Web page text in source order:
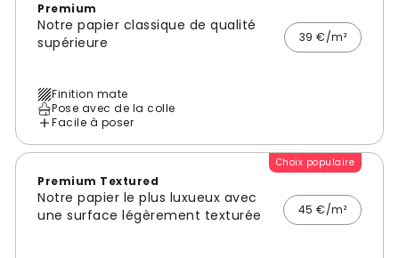
Premium
Notre papier classique de qualité
supérieure
39 €/m²
Finition mate
Pose avec de la colle
Facile à poser
Choix populaire
Premium Textured
Notre papier le plus luxueux avec
une surface légèrement texturée
45 €/m²